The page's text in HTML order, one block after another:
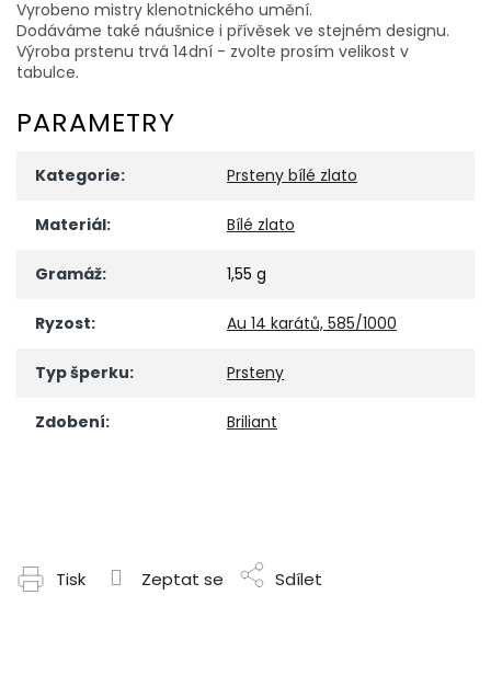
Vyrobeno mistry klenotnického umění.
Dodáváme také náušnice i přívěsek ve stejném designu.
Výroba prstenu trvá 14dní - zvolte prosím velikost v
tabulce.
PARAMETRY
Kategorie: Prsteny bílé zlato
Materiál: Bílé zlato
Gramáž: 1,55 g
Ryzost: Au 14 karátů, 585/1000
Typ šperku: Prsteny
Zdobení: Briliant
Tisk Zeptat se Sdílet